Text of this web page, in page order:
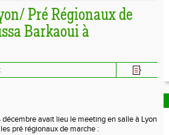
Pré Régionaux de
Barkaoui à
décembre avait lieu le meeting en salle à Lyon
pré régionaux de marche :